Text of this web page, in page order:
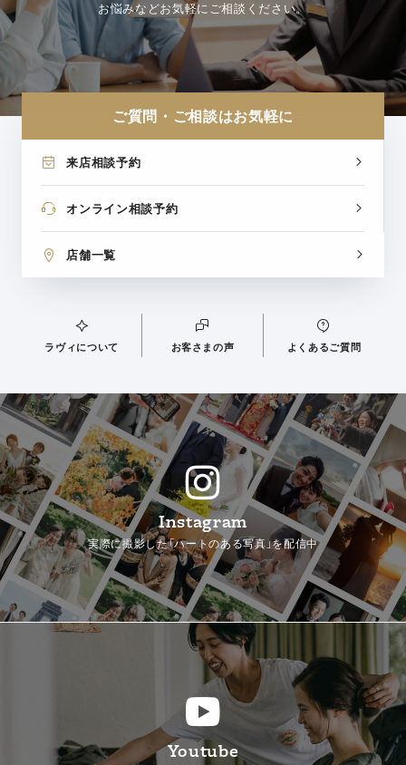
お悩みなどお気軽にご相談ください。
ご質問・ご相談はお気軽に
来店相談予約
オンライン相談予約
店舗一覧
ラヴィについて お客さまの声 よくあるご質問
Instagram
実際に撮影した「ハートのある写真」を配信中
Youtube